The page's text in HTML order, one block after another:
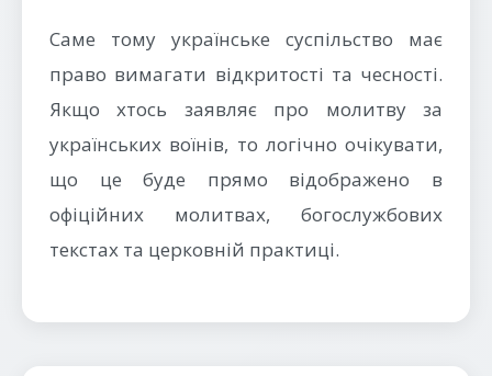
Саме тому українське суспільство має
право вимагати відкритості та чесності.
Якщо хтось заявляє про молитву за
українських воїнів, то логічно очікувати,
що це буде прямо відображено в
офіційних молитвах, богослужбових
текстах та церковній практиці.